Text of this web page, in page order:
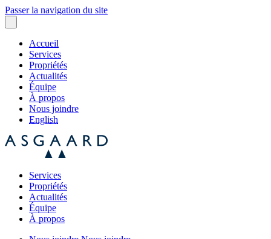
Passer la navigation du site
Accueil
Services
Propriétés
Actualités
Équipe
À propos
Nous joindre
English
Services
Propriétés
Actualités
Équipe
À propos